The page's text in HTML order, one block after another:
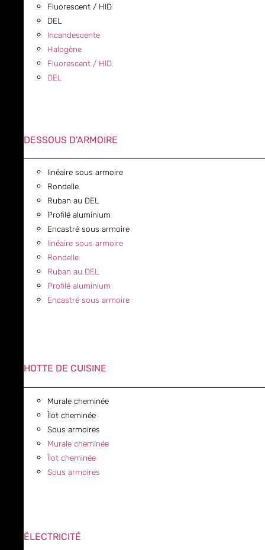
Fluorescent / HID
DEL
Incandescente
Halogène
Fluorescent / HID
DEL
DESSOUS D'ARMOIRE
linéaire sous armoire
Rondelle
Ruban au DEL
Profilé aluminium
Encastré sous armoire
linéaire sous armoire
Rondelle
Ruban au DEL
Profilé aluminium
Encastré sous armoire
HOTTE DE CUISINE
Murale cheminée
Îlot cheminée
Sous armoires
Murale cheminée
Îlot cheminée
Sous armoires
ÉLECTRICITÉ